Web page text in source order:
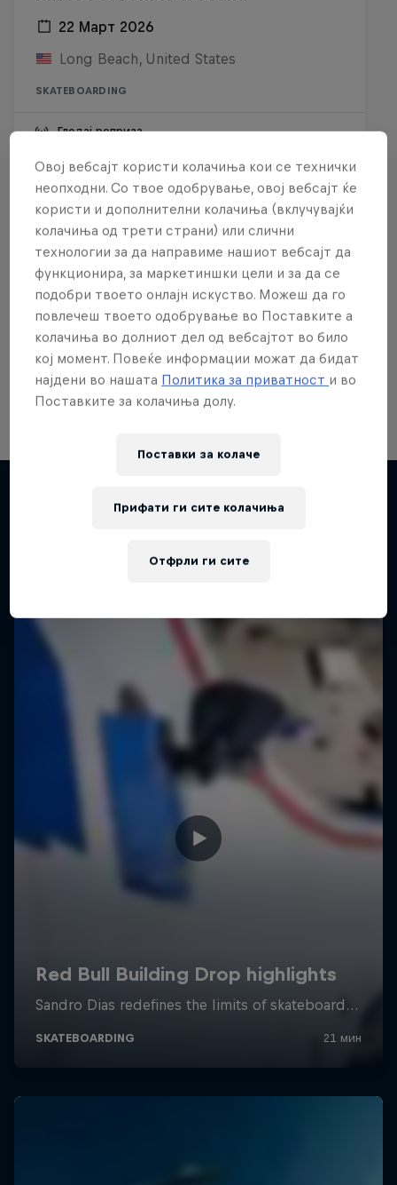
22 Март 2026
Long Beach, United States
SKATEBOARDING
Гледај реприза
Сакаш повеќе?
Skateboarding
Welcome to the Red Bull Skateboarding hub, your
source for skateboarding news, videos, rider …
Discover the world of skate with Madars Apse
SKATEBOARDING
Овој вебсајт користи колачиња кои се технички
неопходни. Со твое одобрување, овој вебсајт ќе
користи и дополнителни колачиња (вклучувајќи
колачиња од трети страни) или слични
технологии за да направиме нашиот вебсајт да
функционира, за маркетиншки цели и за да се
подобри твоето онлајн искуство. Можеш да го
повлечеш твоето одобрување во Поставките а
колачиња во долниот дел од вебсајтот во било
кој момент. Повеќе информации можат да бидат
најдени во нашата Политика за приватност и во
Поставките за колачиња долу.
Поставки за колачe
Отфрли ги сите
Прифати ги сите колачиња